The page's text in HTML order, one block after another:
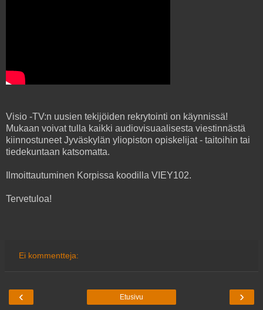
Visio -TV:n uusien tekijöiden rekrytointi on käynnissä!
Mukaan voivat tulla kaikki audiovisuaalisesta viestinnästä
kiinnostuneet Jyväskylän yliopiston opiskelijat - taitoihin tai
tiedekuntaan katsomatta.
Ilmoittautuminen Korpissa koodilla VIEY102.
Tervetuloa!
Ei kommentteja:
‹ ›
Etusivu